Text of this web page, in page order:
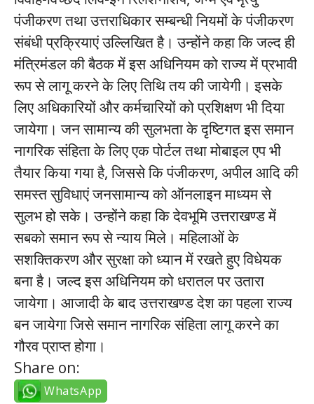
पंजीकरण तथा उत्तराधिकार सम्बन्धी नियमों के पंजीकरण
संबंधी प्रक्रियाएं उल्लिखित है। उन्होंने कहा कि जल्द ही
मंत्रिमंडल की बैठक में इस अधिनियम को राज्य में प्रभावी
रूप से लागू करने के लिए तिथि तय की जायेगी। इसके
लिए अधिकारियों और कर्मचारियों को प्रशिक्षण भी दिया
जायेगा। जन सामान्य की सुलभता के दृष्टिगत इस समान
नागरिक संहिता के लिए एक पोर्टल तथा मोबाइल एप भी
तैयार किया गया है, जिससे कि पंजीकरण, अपील आदि की
समस्त सुविधाएं जनसामान्य को ऑनलाइन माध्यम से
सुलभ हो सके। उन्होंने कहा कि देवभूमि उत्तराखण्ड में
सबको समान रूप से न्याय मिले। महिलाओं के
सशक्तिकरण और सुरक्षा को ध्यान में रखते हुए विधेयक
बना है। जल्द इस अधिनियम को धरातल पर उतारा
जायेगा। आजादी के बाद उत्तराखण्ड देश का पहला राज्य
बन जायेगा जिसे समान नागरिक संहिता लागू करने का
गौरव प्राप्त होगा।
Share on:
WhatsApp